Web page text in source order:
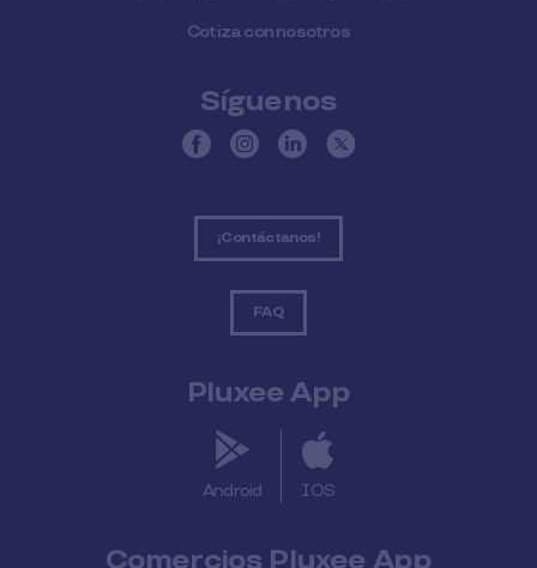
Cotiza con nosotros
Síguenos
¡Contáctanos!
FAQ
Pluxee App
Android IOS
Comercios Pluxee App